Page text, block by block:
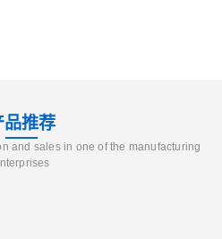
品推荐
and sales in one of the manufacturing